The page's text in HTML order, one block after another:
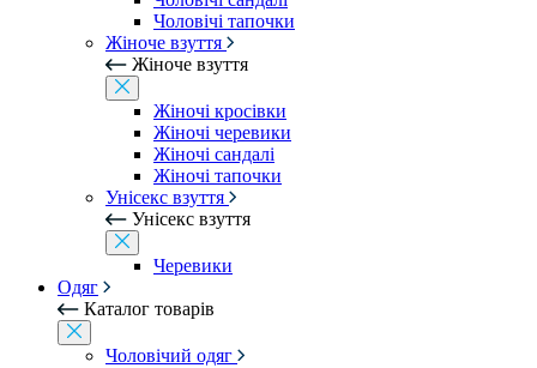
Чоловічі тапочки
Жіноче взуття
Жіноче взуття
Жіночі кросівки
Жіночі черевики
Жіночі сандалі
Жіночі тапочки
Унісекс взуття
Унісекс взуття
Черевики
Одяг
Каталог товарів
Чоловічий одяг